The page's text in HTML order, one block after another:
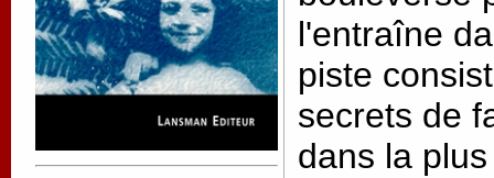
l'entraîne
piste
secrets de
dans la